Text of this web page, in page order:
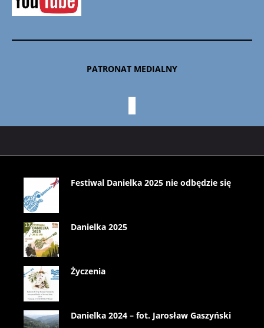
PATRONAT MEDIALNY
Festiwal Danielka 2025 nie odbędzie się
Danielka 2025
Życzenia
Danielka 2024 – fot. Jarosław Gaszyński